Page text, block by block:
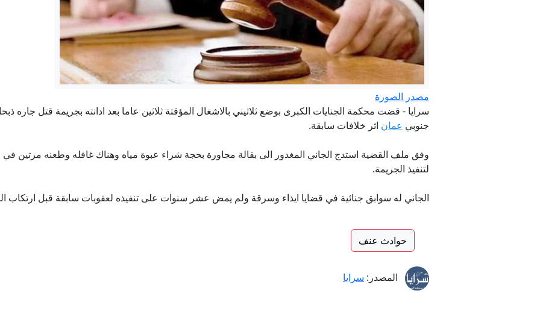
السعود يدعو رئيس الوزراء لزيارة الدائرة الثانية والاستماع لمطالب أبنائها
الأردن يدين استهداف الأعيان المدنية في نجران ويؤكد تضامنه مع
الأردن: الاعتداء الحوثي على السعودية انتهاك سافر وخرق للقانون
3206 مركبات احترقت في الأردن خلال عامين .. وخبراء يكشفون الأسباب
إعادة فتح مصنع الحديد في الهاشمية
مصدر الصورة
سرايا - قضت محكمة الجنايات الكبرى بوضع ثلاثيني بالاشغال المؤقتة ثلاثين عاما بعد ادانته بجريمة قتل جاره
جنوبي عمان اثر خلافات سابقة.
وفق ملف القضية استدج الجاني المغدور الى بقالة مجاورة بحجة شراء عبوة مياه وهناك غافله وطعنه
لتنفيذ الجريمة.
الجاني له سوابق جنائية في قضايا ايذاء وسرقة ولم يمض عشر سنوات على تنفيذه لعقوبات سابقة قبل ارتكاب
حوادث عنف
المصدر: سرايا